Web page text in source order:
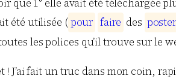
été utilisée (pour faire des poster
les polices qu’il trouve sur le
! J’ai fait un truc dans mon coin,